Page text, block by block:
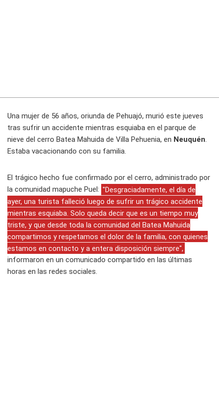
Una mujer de 56 años, oriunda de Pehuajó, murió este jueves
tras sufrir un accidente mientras esquiaba en el parque de
nieve del cerro Batea Mahuida de Villa Pehuenia, en Neuquén.
Estaba vacacionando con su familia.
El trágico hecho fue confirmado por el cerro, administrado por
la comunidad mapuche Puel: "Desgraciadamente, el día de
ayer, una turista falleció luego de sufrir un trágico accidente
mientras esquiaba. Solo queda decir que es un tiempo muy
triste, y que desde toda la comunidad del Batea Mahuida
compartimos y respetamos el dolor de la familia, con quienes
estamos en contacto y a entera disposición siempre",
informaron en un comunicado compartido en las últimas
horas en las redes sociales.